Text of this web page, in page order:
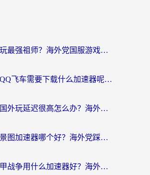
德国怎么玩最强祖师？海外党国服游戏加速器选择全攻略（附宝可梦Online实测）
在国外玩QQ飞车需要下载什么加速器呢？海外党亲测有效的国服游戏加速指南
雪糕工厂国外玩延迟很高怎么办？海外玩家国服游戏加速终极攻略（附实测推荐）
打江南百景图加速器哪个好？海外党踩坑N次后，终于找到不卡的秘诀
非洲玩装甲战争用什么加速器好？海外党亲测有效的国服游戏加速方案